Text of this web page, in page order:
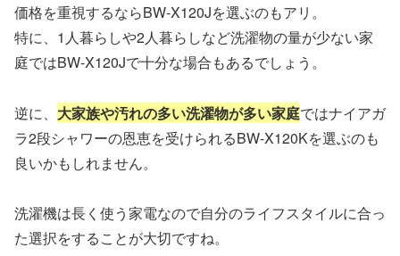
価格を重視するならBW-X120Jを選ぶのもアリ。
特に、1人暮らしや2人暮らしなど洗濯物の量が少ない家
庭ではBW-X120Jで十分な場合もあるでしょう。
逆に、 大家族や汚れの多い洗濯物が多い家庭ではナイアガ
ラ2段シャワーの恩恵を受けられるBW-X120Kを選ぶのも
良いかもしれません。
洗濯機は長く使う家電なので自分のライフスタイルに合っ
た選択をすることが大切ですね。